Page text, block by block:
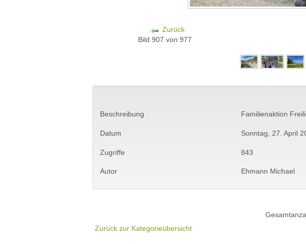
Zurück
Bild 907 von 977
Beschreibung Familienaktion
Datum Sonntag, 27. April
Zugriffe 843
Autor Ehmann Michael
Zurück zur Kategorieübersicht